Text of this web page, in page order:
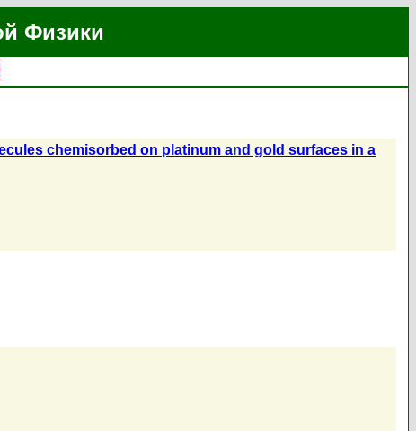
Физики
chemisorbed on platinum and gold surfaces in a